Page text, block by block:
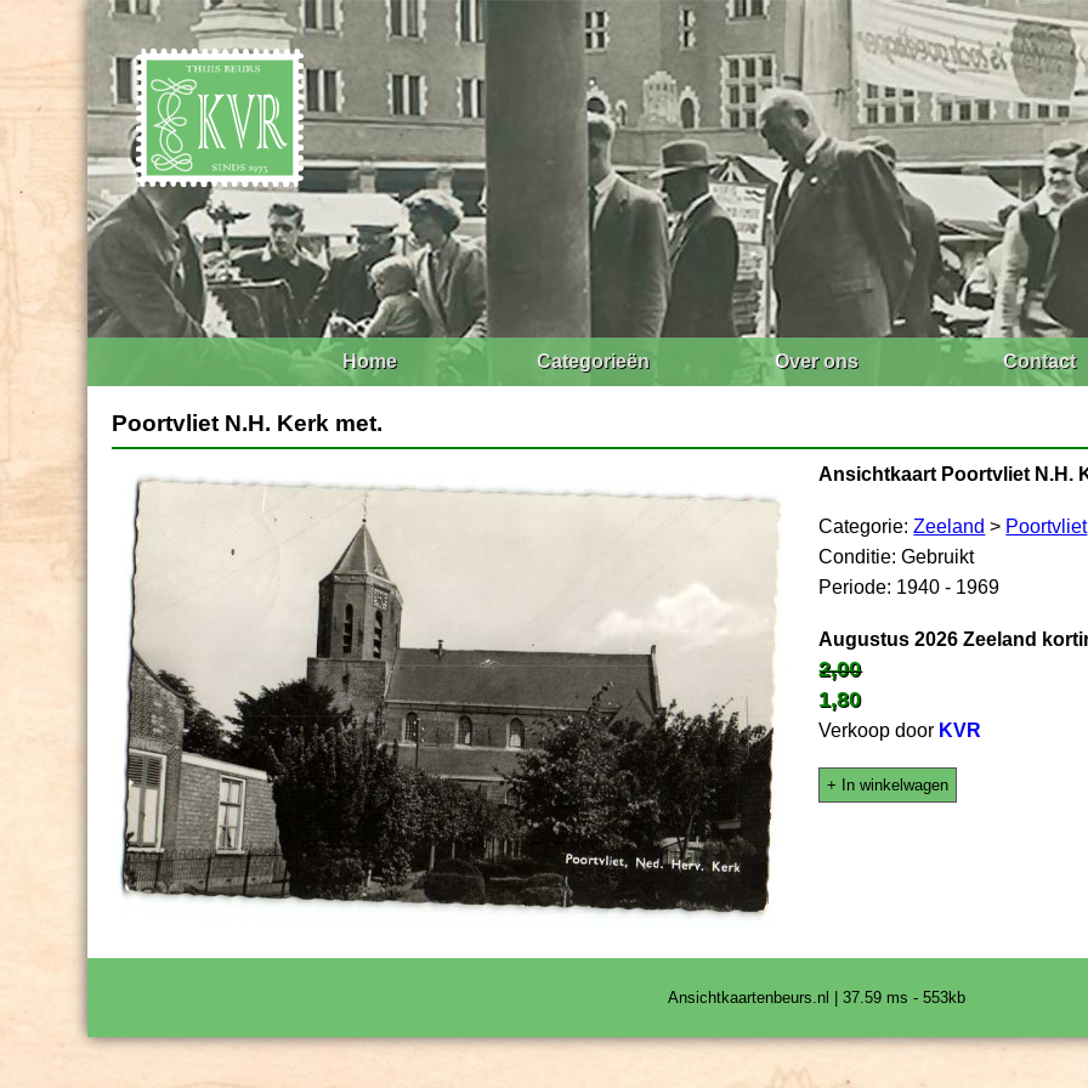
Home Categorieën Over ons Contact
Poortvliet N.H. Kerk met.
Ansichtkaart Poortvliet N.H.
Categorie:Zeeland > Poortvliet
Conditie: Gebruikt
Periode: 1940 - 1969
Augustus 2026 Zeeland
2,00
1,80
Verkoop door KVR
+ In winkelwagen
Ansichtkaartenbeurs.nl | 37.59 ms - 553kb